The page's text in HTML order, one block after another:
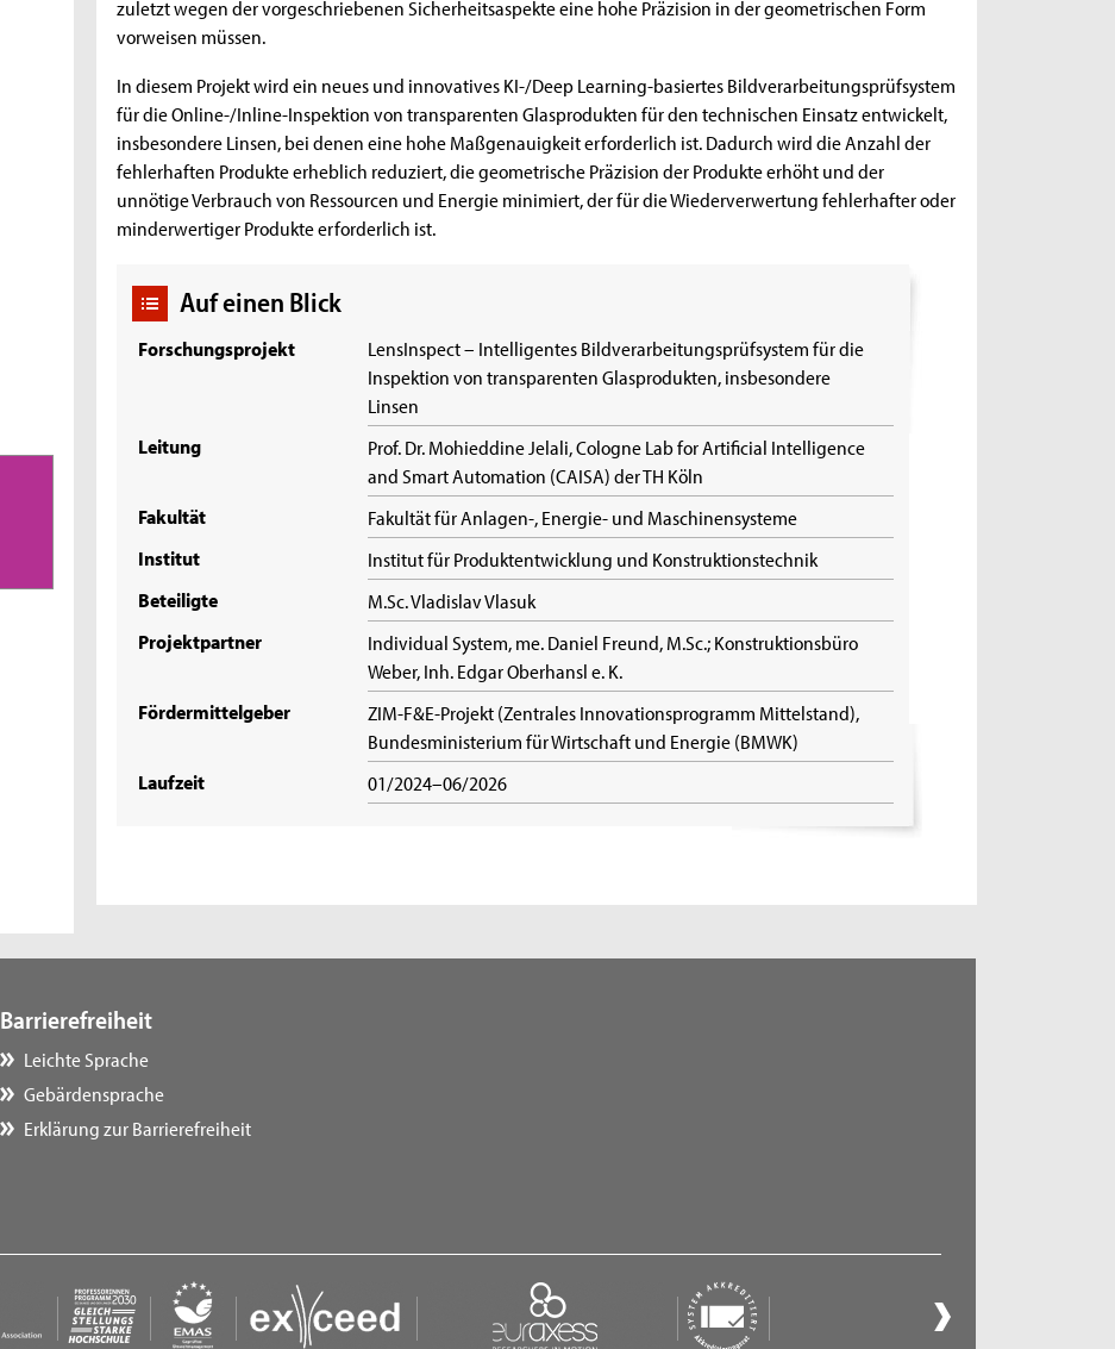
zuletzt wegen der vorgeschriebenen Sicherheitsaspekte eine hohe Präzision in der geometrischen Form
vorweisen müssen.
In diesem Projekt wird ein neues und innovatives KI-/Deep Learning-basiertes Bildverarbeitungsprüfsystem
für die Online-/Inline-Inspektion von transparenten Glasprodukten für den technischen Einsatz entwickelt,
insbesondere Linsen, bei denen eine hohe Maßgenauigkeit erforderlich ist. Dadurch wird die Anzahl der
fehlerhaften Produkte erheblich reduziert, die geometrische Präzision der Produkte erhöht und der
unnötige Verbrauch von Ressourcen und Energie minimiert, der für die Wiederverwertung fehlerhafter oder
minderwertiger Produkte erforderlich ist.
Auf einen Blick
Forschungsprojekt
LensInspect – Intelligentes Bildverarbeitungsprüfsystem für die
Inspektion von transparenten Glasprodukten, insbesondere
Linsen
Leitung
Prof. Dr. Mohieddine Jelali, Cologne Lab for Artificial Intelligence
and Smart Automation (CAISA) der TH Köln
Fakultät
Fakultät für Anlagen-, Energie- und Maschinensysteme
Institut
Institut für Produktentwicklung und Konstruktionstechnik
Beteiligte
M.Sc. Vladislav Vlasuk
Projektpartner
Individual System, me. Daniel Freund, M.Sc.; Konstruktionsbüro
Weber, Inh. Edgar Oberhansl e. K.
Fördermittelgeber
ZIM-F&E-Projekt (Zentrales Innovationsprogramm Mittelstand),
Bundesministerium für Wirtschaft und Energie (BMWK)
Laufzeit
01/2024–06/2026
Barrierefreiheit
Leichte Sprache
Gebärdensprache
Erklärung zur Barrierefreiheit